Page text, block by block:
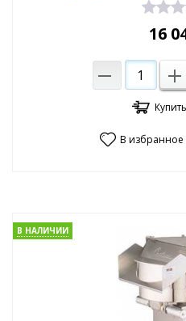
16
В избранное
В НАЛИЧИИ